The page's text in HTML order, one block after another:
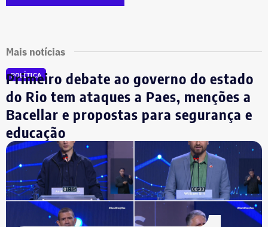
Mais notícias
POLÍTICA
Primeiro debate ao governo do estado
do Rio tem ataques a Paes, menções a
Bacellar e propostas para segurança e
educação